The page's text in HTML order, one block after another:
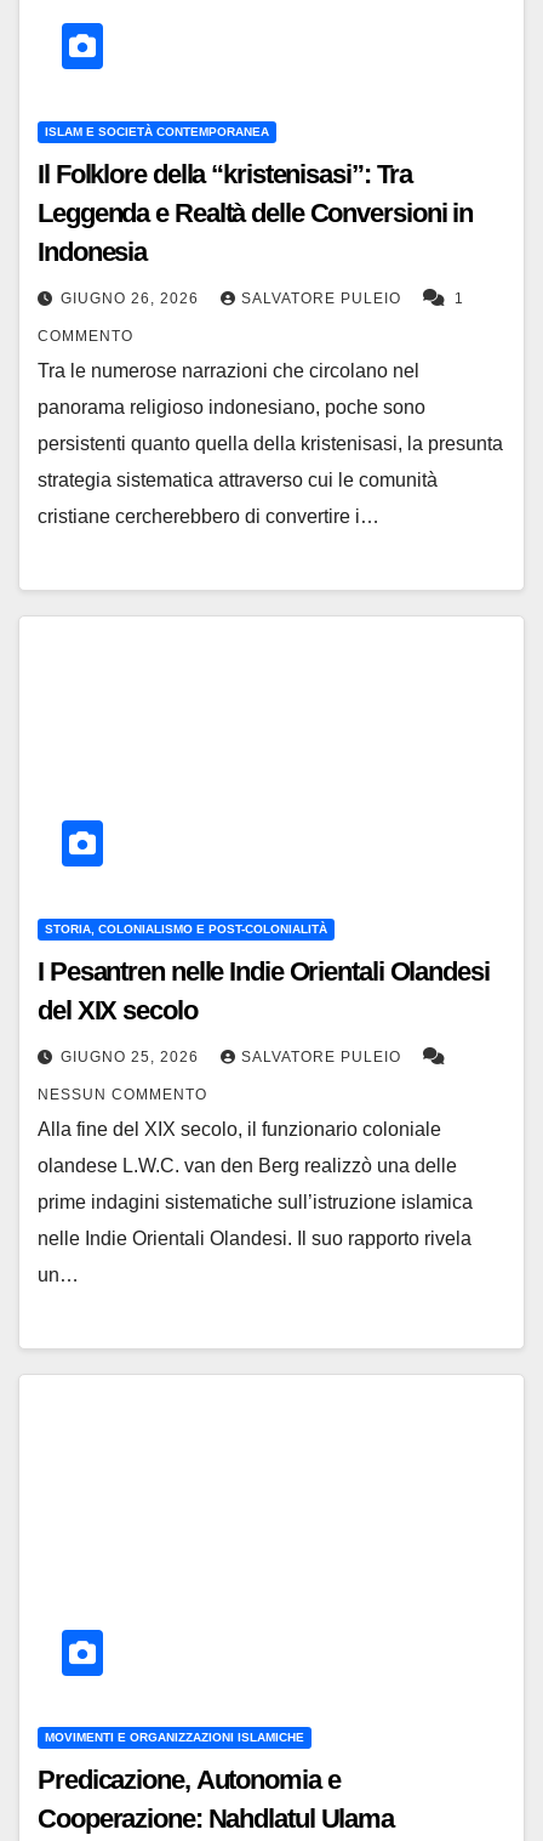
ISLAM E SOCIETÀ CONTEMPORANEA
Il Folklore della “kristenisasi”: Tra
Leggenda e Realtà delle Conversioni in
Indonesia
GIUGNO 26, 2026 SALVATORE PULEIO 1
COMMENTO
Tra le numerose narrazioni che circolano nel
panorama religioso indonesiano, poche sono
persistenti quanto quella della kristenisasi, la presunta
strategia sistematica attraverso cui le comunità
cristiane cercherebbero di convertire i…
STORIA, COLONIALISMO E POST-COLONIALITÀ
I Pesantren nelle Indie Orientali Olandesi
del XIX secolo
GIUGNO 25, 2026 SALVATORE PULEIO
NESSUN COMMENTO
Alla fine del XIX secolo, il funzionario coloniale
olandese L.W.C. van den Berg realizzò una delle
prime indagini sistematiche sull’istruzione islamica
nelle Indie Orientali Olandesi. Il suo rapporto rivela
un…
MOVIMENTI E ORGANIZZAZIONI ISLAMICHE
Predicazione, Autonomia e
Cooperazione: Nahdlatul Ulama